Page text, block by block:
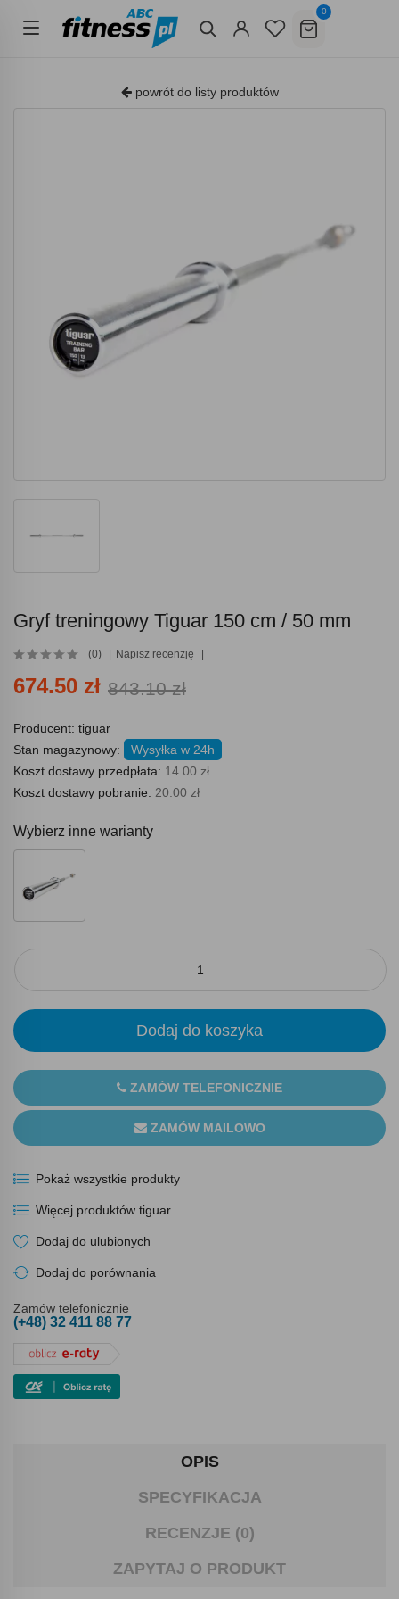
0
powrót do listy produktów
Gryf treningowy Tiguar 150 cm / 50 mm
(0) Napisz recenzję
674.50 zł 843.10 zł
Producent: tiguar
Stan magazynowy:
Wysyłka w 24h
Koszt dostawy przedpłata: 14.00 zł
Koszt dostawy pobranie: 20.00 zł
Wybierz inne warianty
Dodaj do koszyka
ZAMÓW TELEFONICZNIE
ZAMÓW MAILOWO
Pokaż wszystkie produkty
Więcej produktów tiguar
Dodaj do ulubionych
Dodaj do porównania
Zamów telefonicznie
(+48) 32 411 88 77
OPIS
SPECYFIKACJA
RECENZJE (0)
ZAPYTAJ O PRODUKT